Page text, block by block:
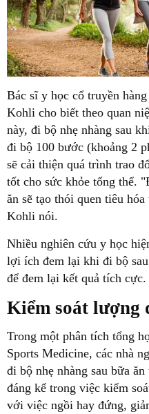
Bác sĩ y học cổ truyền
Kohli cho biết theo quan
này, đi bộ nhẹ nhàng sau
đi bộ 100 bước (khoảng 2
sẽ cải thiện quá trình trao
tốt cho sức khỏe tổng thể.
ăn sẽ tạo thói quen tiêu
lợi ích đem lại khi đi bộ
Kiểm soát lượng
Sports Medicine, các nhà
đi bộ nhẹ nhàng sau bữa
đáng kể trong việc kiểm
với việc ngồi hay đứng,